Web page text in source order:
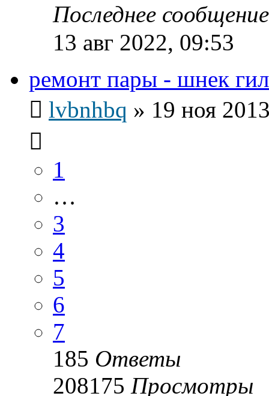
Последнее
13 авг 2022, 09:53
ремонт пары - шнек
lvbnhbq » 19 ноя
1
…
3
4
5
6
7
185 Ответы
208175 Просмотры